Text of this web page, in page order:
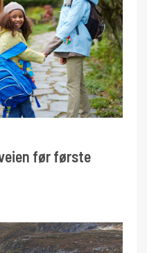
før første